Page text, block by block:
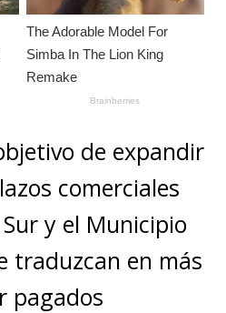
de expandir
comerciales
y el Municipio
traduzcan en más
pagados